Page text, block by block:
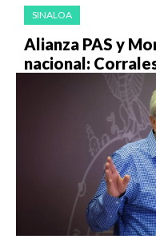
SINALOA
Alianza PAS y
nacional: